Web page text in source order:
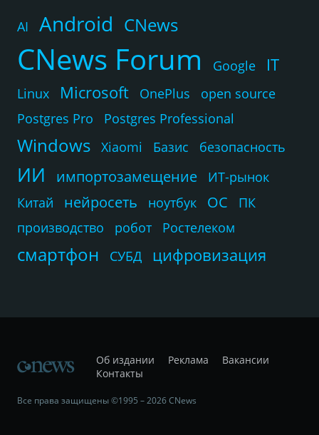
AI Android CNews
CNews Forum Google IT
Linux Microsoft OnePlus
open source
Postgres Pro
Postgres Professional
Windows Xiaomi Базис безопасность
ИИ импортозамещение
ИТ-рынок
Китай
нейросеть ноутбук ОС
ПК
производство
робот Ростелеком
смартфон СУБД цифровизация
Об издании Реклама
Вакансии
Контакты
Все права защищены ©1995 – 2026 CNews